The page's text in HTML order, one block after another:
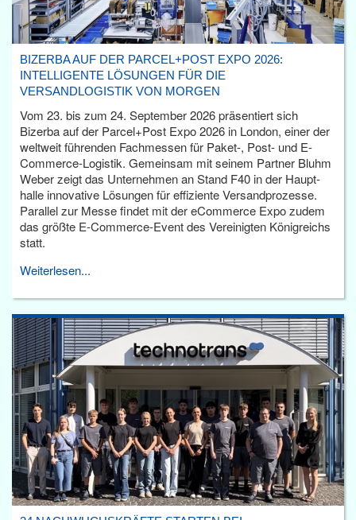
BIZERBA AUF DER PARCEL+POST EXPO 2026:
INTELLIGENTE LÖSUNGEN FÜR DIE
VERSANDLOGISTIK VON MORGEN
Vom 23. bis zum 24. September 2026 präsentiert sich
Bizerba auf der Parcel+Post Expo 2026 in London, einer der
weltweit führenden Fachmessen für Paket-, Post- und E-
Commerce-Logistik. Gemeinsam mit seinem Partner Bluhm
Weber zeigt das Unternehmen an Stand F40 in der Haupt­
halle innovative Lösungen für effiziente Versandprozesse.
Parallel zur Messe findet mit der eCommerce Expo zudem
das größte E-Commerce-Event des Vereinigten Königreichs
statt.
Weiterlesen...